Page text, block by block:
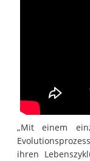
„Mit einem
ihren